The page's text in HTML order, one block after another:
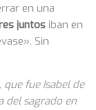
en una
juntos iban en
Sin
fue Isabel de
del sagrado en